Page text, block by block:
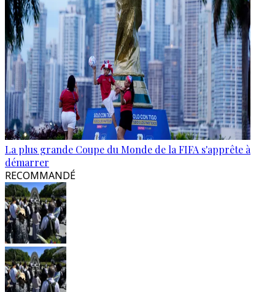
La plus grande Coupe du Monde de la FIFA s'apprête à
démarrer
RECOMMANDÉ